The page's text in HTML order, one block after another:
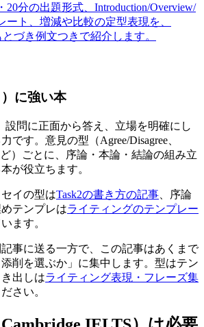
20分の出題形式、Introduction/Overview/
ート、増減や比較の定型表現を、
づき例文つきで紹介します。
に強い本
設問に正面から答え、立場を明確にし
です。意見の型（Agree/Disagree、
ど）ごとに、序論・本論・結論の組み立
が役立ちます。
イの型はTask2の書き方の記事 、序論
テンプレはライティングのテンプレー
ます。
事に送る一方で、この記事はあくまで
添削を選ぶか」に集中します。型はテン
出しはライティング表現・フレーズ集
さい。